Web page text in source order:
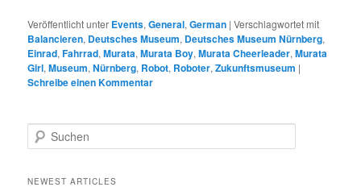
Veröffentlicht unter Events,General,German |Verschlagwortet mit
Balancieren, Deutsches Museum, Deutsches Museum Nürnberg,
Einrad,Fahrrad,Murata,Murata Boy,Murata Cheerleader,Murata
Girl,Museum,Nürnberg, Robot, Roboter,Zukunftsmuseum |
Schreibe einen Kommentar
u
h
NEWEST ARTICLES